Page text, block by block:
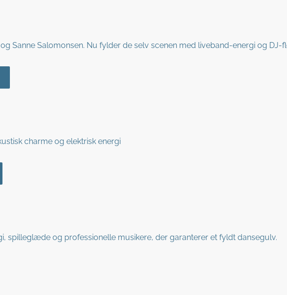
Sanne Salomonsen. Nu fylder de selv scenen med liveband-energi og DJ-
charme og elektrisk energi
spilleglæde og professionelle musikere, der garanterer et fyldt dansegulv.